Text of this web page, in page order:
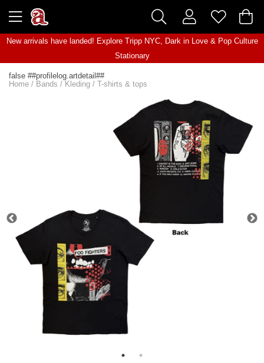
New arrivals have landed! Explore Tripp NYC, Dark in Love& Pop Culture
Stationary
false ##profilelog.artdetail##
Home / Bands / Kleding / T-shirts & tops